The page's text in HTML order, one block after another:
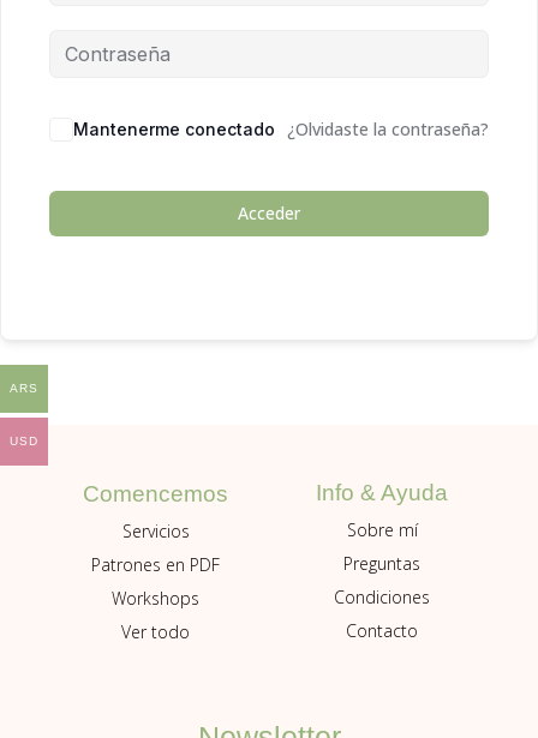
Mantenerme conectado ¿Olvidaste la contraseña?
Acceder
Comencemos
Servicios
Patrones en PDF
Workshops
Ver todo
Info & Ayuda
Sobre mí
Preguntas
Condiciones
Contacto
ARS
USD